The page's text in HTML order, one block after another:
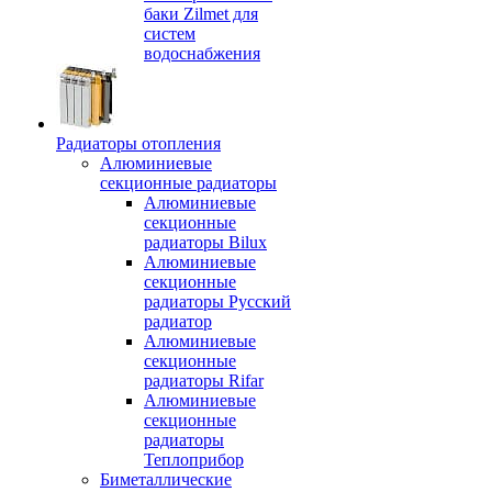
баки Zilmet для
систем
водоснабжения
Радиаторы отопления
Алюминиевые
секционные радиаторы
Алюминиевые
секционные
радиаторы Bilux
Алюминиевые
секционные
радиаторы Русский
радиатор
Алюминиевые
секционные
радиаторы Rifar
Алюминиевые
секционные
радиаторы
Теплоприбор
Биметаллические